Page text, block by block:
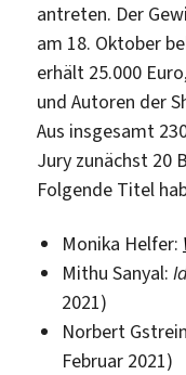
antreten. Der
am 18. Oktober
erhält 25.000
und Autoren der
Aus insgesamt
Jury zunächst 20
Folgende Titel
Monika Helfer:
Mithu Sanyal:
2021)
Norbert
Februar 2021)